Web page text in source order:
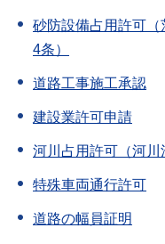
砂防設備占用許可
4条）
道路工事施工承認
建設業許可申請
河川占用許可（河川
特殊車両通行許可
道路の幅員証明